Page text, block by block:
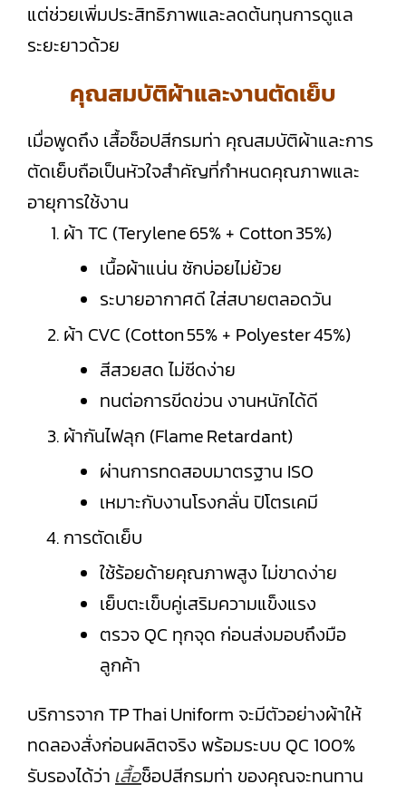
แต่ช่วยเพิ่มประสิทธิภาพและลดต้นทุนการดูแล
ระยะยาวด้วย
คุณสมบัติผ้าและงานตัดเย็บ
เมื่อพูดถึง เสื้อช็อปสีกรมท่า คุณสมบัติผ้าและการ
ตัดเย็บถือเป็นหัวใจสำคัญที่กำหนดคุณภาพและ
อายุการใช้งาน
ผ้า TC (Terylene 65% + Cotton 35%)
เนื้อผ้าแน่น ซักบ่อยไม่ย้วย
ระบายอากาศดี ใส่สบายตลอดวัน
ผ้า CVC (Cotton 55% + Polyester 45%)
สีสวยสด ไม่ซีดง่าย
ทนต่อการขีดข่วน งานหนักได้ดี
ผ้ากันไฟลุก (Flame Retardant)
ผ่านการทดสอบมาตรฐาน ISO
เหมาะกับงานโรงกลั่น ปิโตรเคมี
การตัดเย็บ
ใช้ร้อยด้ายคุณภาพสูง ไม่ขาดง่าย
เย็บตะเข็บคู่เสริมความแข็งแรง
ตรวจ QC ทุกจุด ก่อนส่งมอบถึงมือ
ลูกค้า
บริการจาก TP Thai Uniform จะมีตัวอย่างผ้าให้
ทดลองสั่งก่อนผลิตจริง พร้อมระบบ QC 100%
รับรองได้ว่า เสื้อช็อปสีกรมท่า ของคุณจะทนทาน